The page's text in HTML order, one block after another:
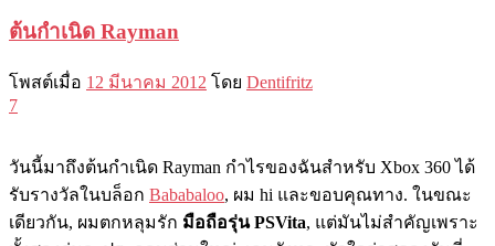
ต้นกำเนิด Rayman
โพสต์เมื่อ 12 มีนาคม 2012 โดย Dentifritz
7
วันนี้มาถึงต้นกำเนิด Rayman กำไรของฉันสำหรับ Xbox 360 ได้
รับรางวัลในบล็อก Bababaloo, ผม hi และขอบคุณทาง. ในขณะ
เดียวกัน, ผมตกหลุมรัก มือถือรุ่น PSVita, แต่มันไม่สำคัญเพราะ